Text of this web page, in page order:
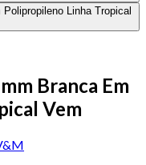
Branca Em
Vem